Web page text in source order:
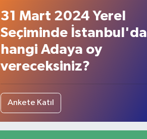
31 Mart 2024 Yerel
Seçiminde İstanbul'da
hangi Adaya oy
vereceksiniz?
Ankete Katıl